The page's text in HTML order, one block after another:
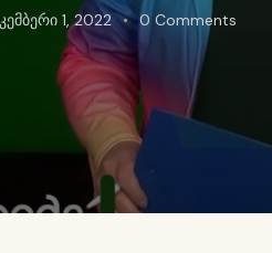
1, 2022 0 Comments